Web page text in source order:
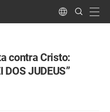
Language
Search
Submit
contra Cristo:
DOS JUDEUS”